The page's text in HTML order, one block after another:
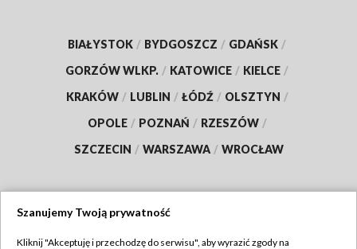
BIAŁYSTOK / BYDGOSZCZ / GDAŃSK /
GORZÓW WLKP. / KATOWICE / KIELCE /
KRAKÓW / LUBLIN / ŁÓDŹ / OLSZTYN /
OPOLE / POZNAŃ / RZESZÓW /
SZCZECIN / WARSZAWA / WROCŁAW
Szanujemy Twoją prywatność
Kliknij "Akceptuję i przechodzę do serwisu", aby wyrazić zgody na